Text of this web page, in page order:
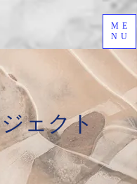
ME
NU
ェクト